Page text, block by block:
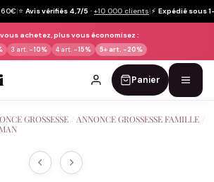
60€|⭐ Avis vérifiés 4,7/5 · +10 000 clients|⚡ Expédié sous
achetez, plus vous économisez :
3 art. -10% 4 art. -15% 5+ art. -20%
Panier
GROSSESSE ANNONCE GROSSESSE FAMILLE